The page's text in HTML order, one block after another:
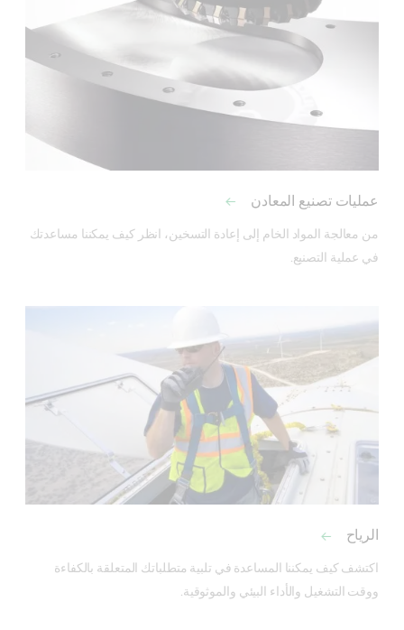
عمليات تصنيع المعادن
في عملية التصنيع.
الرياح
ووقت التشغيل والأداء البيئي والموثوقية.